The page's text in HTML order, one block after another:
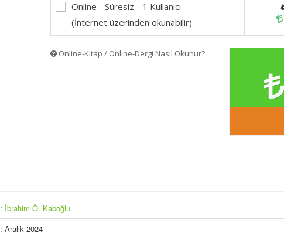
Online - Süresiz - 1 Kullanıcı
(İnternet üzerinden okunabilir)
Online-Kitap / Online-Dergi Nasıl Okunur?
: İbrahim Ö. Kaboğlu
: Aralık 2024